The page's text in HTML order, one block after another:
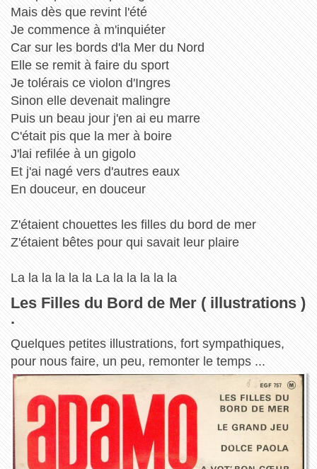
Mais dès que revint l'été
Je commence à m'inquiéter
Car sur les bords d'la Mer du Nord
Elle se remit à faire du sport
Je tolérais ce violon d'Ingres
Sinon elle devenait malingre
Puis un beau jour j'en ai eu marre
C'était pis que la mer à boire
J'lai refilée à un gigolo
Et j'ai nagé vers d'autres eaux
En douceur, en douceur
Z'étaient chouettes les filles du bord de mer
Z'étaient bêtes pour qui savait leur plaire
La la la la la la La la la la la la
Les Filles du Bord de Mer ( illustrations )
.
Quelques petites illustrations, fort sympathiques,
pour nous faire, un peu, remonter le temps ...